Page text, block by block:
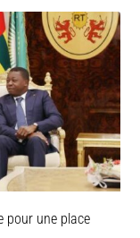
pour une place